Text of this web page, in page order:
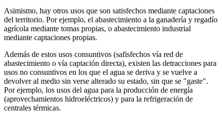
Asimismo, hay otros usos que son satisfechos mediante captaciones
del territorio. Por ejemplo, el abastecimiento a la ganadería y regadío
agrícola mediante tomas propias, o abastecimiento industrial
mediante captaciones propias.
Además de estos usos consuntivos (safisfechos vía red de
abastecimiento o vía captación directa), existen las detracciones para
usos no consuntivos en los que el agua se deriva y se vuelve a
devolver al medio sin verse alterado su estado, sin que se "gaste".
Por ejemplo, los usos del agua para la producción de energía
(aprovechamientos hidroeléctricos) y para la refrigeración de
centrales térmicas.